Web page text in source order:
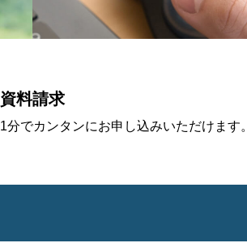
資料請求
1分でカンタンにお申し込みいただけます。